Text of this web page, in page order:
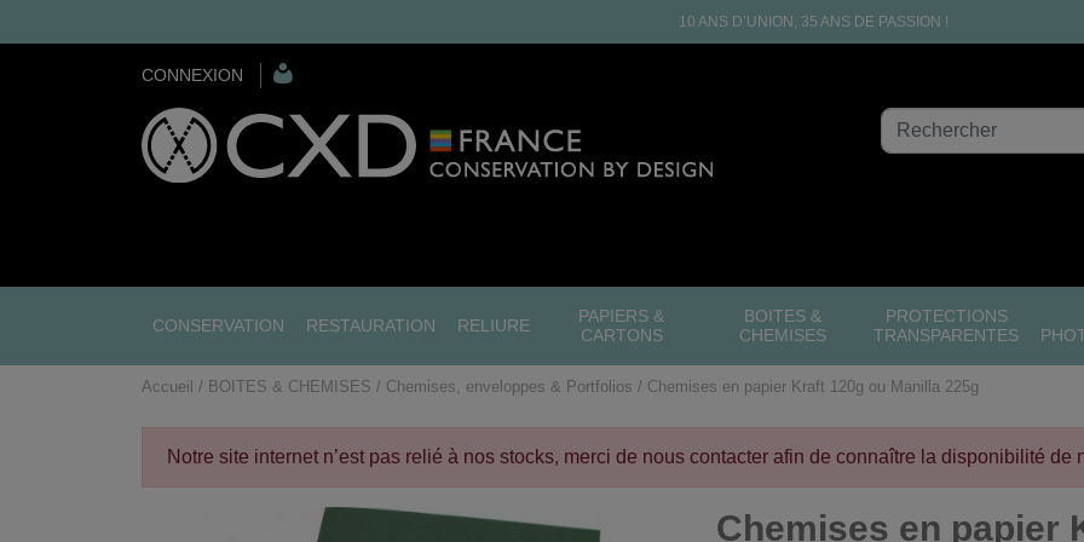
10 ANS D’UNION, 35 ANS DE PASSION !
CONNEXION
CONSERVATION RESTAURATION RELIURE
PAPIERS &
CARTONS
BOITES &
CHEMISES
PROTECTIONS
TRANSPARENTES
Accueil BOITES & CHEMISES Chemises, enveloppes & Portfolios Chemises en papier Kraft 120g ou Manilla 225g
Notre site internet n’est pas relié à nos stocks, merci de nous contacter afin de connaître la disponibilité de
Chemises en papier